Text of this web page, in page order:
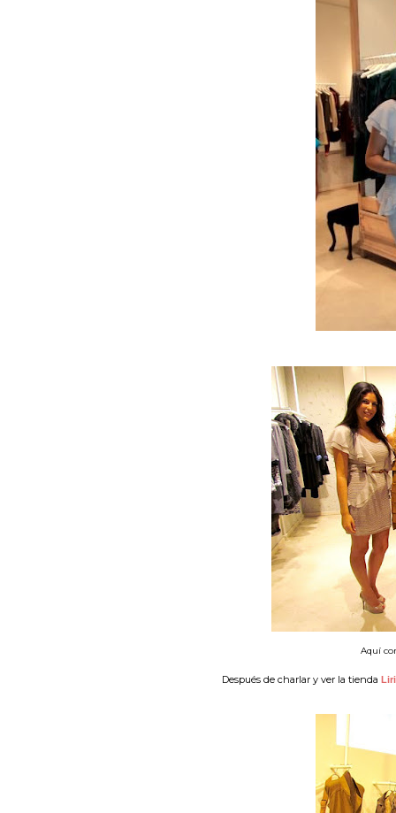
Aquí
Después de charlar y ver la tienda